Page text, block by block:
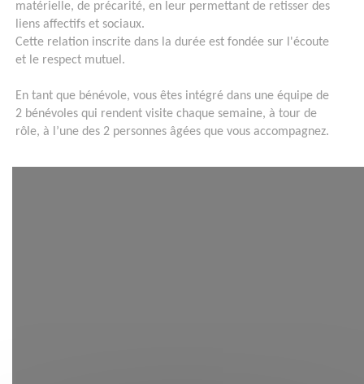
matérielle, de précarité, en leur permettant de retisser des
liens affectifs et sociaux.
Cette relation inscrite dans la durée est fondée sur l'écoute
et le respect mutuel.
En tant que bénévole, vous êtes intégré dans une équipe de
2 bénévoles qui rendent visite chaque semaine, à tour de
rôle, à l’une des 2 personnes âgées que vous accompagnez.